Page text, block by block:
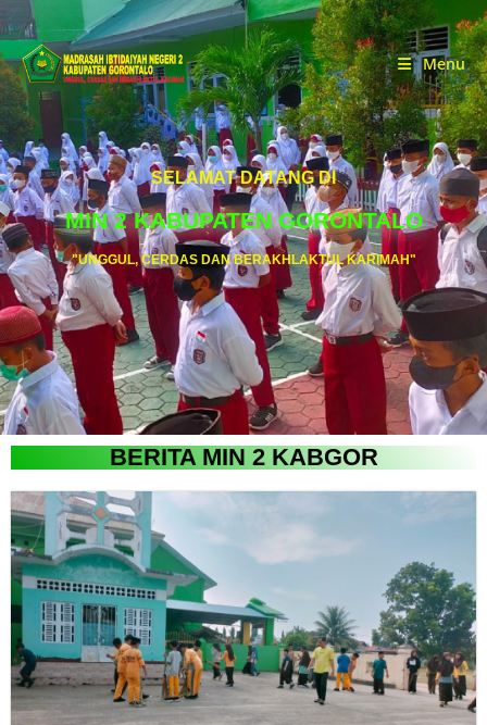
Menu
SELAMAT DATANG DI
MIN 2 KABUPATEN GORONTALO
"UNGGUL, CERDAS DAN BERAKHLAKTUL KARIMAH"
BERITA MIN 2 KABGOR